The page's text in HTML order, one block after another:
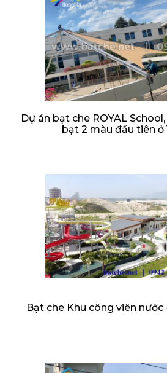
Dự án bạt che ROYAL
bạt 2 màu đầu tiên ở
Bạt che Khu công viên nước